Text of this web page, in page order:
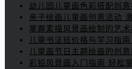
幼儿园儿童画色彩搭配创意
亲子绘画儿童画创意活动
掌握素描风景画绘制的艺术
儿童书法班价格与学习指
儿童画节日主题绘画的创
彩铅风景画入门指南 轻松